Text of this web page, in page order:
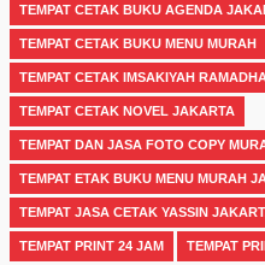
TEMPAT CETAK BUKU AGENDA
TEMPAT CETAK BUKU MENU MURAH
TEMPAT CETAK IMSAKIYAH
TEMPAT CETAK NOVEL JAKARTA
TEMPAT DAN JASA FOTO COPY
TEMPAT ETAK BUKU MENU MURAH
TEMPAT JASA CETAK YASSIN
TEMPAT PRINT 24 JAM TEMPAT